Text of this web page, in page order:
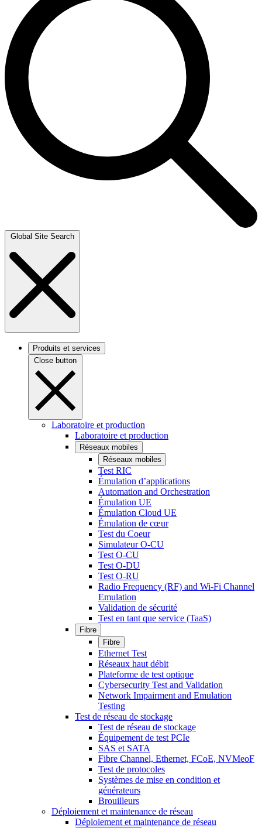
Global Site Search
Produits et services
Close button
Laboratoire et production
Laboratoire et production
Réseaux mobiles
Réseaux mobiles
Test RIC
Émulation d’applications
Automation and Orchestration
Émulation UE
Émulation Cloud UE
Émulation de cœur
Test du Coeur
Simulateur O-CU
Test O-CU
Test O-DU
Test O-RU
Radio Frequency (RF) and Wi-Fi Channel
Emulation
Validation de sécurité
Test en tant que service (TaaS)
Fibre
Fibre
Ethernet Test
Réseaux haut débit
Plateforme de test optique
Cybersecurity Test and Validation
Network Impairment and Emulation
Testing
Test de réseau de stockage
Test de réseau de stockage
Équipement de test PCIe
SAS et SATA
Fibre Channel, Ethernet, FCoE, NVMeoF
Test de protocoles
Systèmes de mise en condition et
générateurs
Brouilleurs
Déploiement et maintenance de réseau
Déploiement et maintenance de réseau